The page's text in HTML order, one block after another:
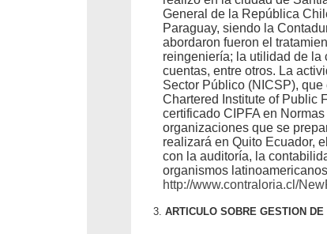
General de la República
Paraguay, siendo la
abordaron fueron el
reingeniería; la utilidad de la
cuentas, entre otros. La
Sector Público (NICSP),
Chartered Institute of Public
certificado CIPFA en
organizaciones que se
realizará en Quito Ecuador,
con la auditoría, la
organismos
http://www.contraloria.cl/
ARTICULO SOBRE GESTION